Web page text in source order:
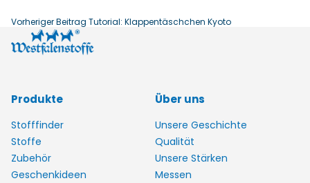
Vorheriger Beitrag Tutorial: Klappentäschchen Kyoto
Produkte
Stofffinder
Stoffe
Zubehör
Geschenkideen
Über uns
Unsere Geschichte
Qualität
Unsere Stärken
Messen